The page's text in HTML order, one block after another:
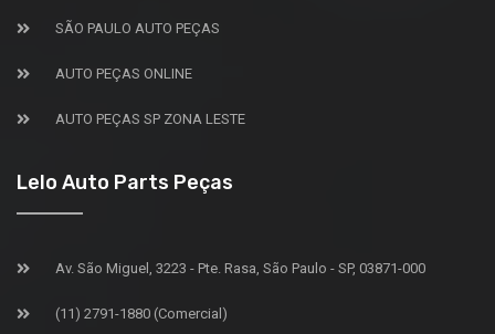
SÃO PAULO AUTO PEÇAS
AUTO PEÇAS ONLINE
AUTO PEÇAS SP ZONA LESTE
Lelo Auto Parts Peças
Av. São Miguel, 3223 - Pte. Rasa, São Paulo - SP, 03871-000
(11) 2791-1880 (Comercial)